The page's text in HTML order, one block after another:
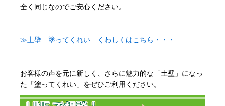
全く同じなのでご安心ください。
≫土壁 塗ってくれい くわしくはこちら・・・
お客様の声を元に新しく、さらに魅力的な「土壁」になっ
た「塗ってくれい」をぜひご利用ください。